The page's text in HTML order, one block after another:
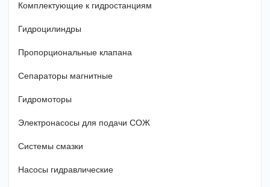
Комплектующие к гидростанциям
Гидроцилиндры
Пропорциональные клапана
Сепараторы магнитные
Гидромоторы
Электронасосы для подачи СОЖ
Системы смазки
Насосы гидравлические